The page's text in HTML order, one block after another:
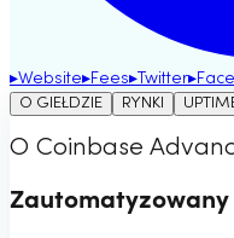
▸Website▸Fees▸ Twitter▸
O GIEŁDZIE
RYNKI
O Coinbase